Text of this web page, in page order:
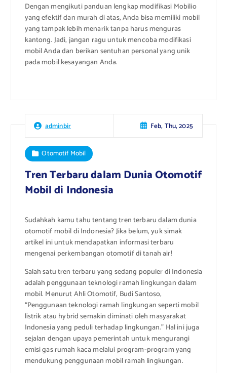
Dengan mengikuti panduan lengkap modifikasi Mobilio
yang efektif dan murah di atas, Anda bisa memiliki mobil
yang tampak lebih menarik tanpa harus menguras
kantong. Jadi, jangan ragu untuk mencoba modifikasi
mobil Anda dan berikan sentuhan personal yang unik
pada mobil kesayangan Anda.
adminbir Feb, Thu, 2025
Otomotif Mobil
Tren Terbaru dalam Dunia Otomotif
Mobil di Indonesia
Sudahkah kamu tahu tentang tren terbaru dalam dunia
otomotif mobil di Indonesia? Jika belum, yuk simak
artikel ini untuk mendapatkan informasi terbaru
mengenai perkembangan otomotif di tanah air!
Salah satu tren terbaru yang sedang populer di Indonesia
adalah penggunaan teknologi ramah lingkungan dalam
mobil. Menurut Ahli Otomotif, Budi Santoso,
“Penggunaan teknologi ramah lingkungan seperti mobil
listrik atau hybrid semakin diminati oleh masyarakat
Indonesia yang peduli terhadap lingkungan.” Hal ini juga
sejalan dengan upaya pemerintah untuk mengurangi
emisi gas rumah kaca melalui program-program yang
mendukung penggunaan mobil ramah lingkungan.